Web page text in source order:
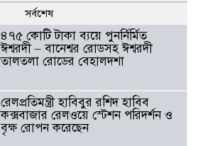
সর্বশেষ
৪৭৫ কোটি টাকা ব্যয়ে পুনর্নির্মিত
ঈশ্বরদী – বানেশ্বর রোডসহ ঈশ্বরদী
তালতলা রোডের বেহালদশা
রেলপ্রতিমন্ত্রী হাবিবুর রশিদ হাবিব
কক্সবাজার রেলওয়ে স্টেশন পরিদর্শন ও
বৃক্ষ রোপন করেছেন